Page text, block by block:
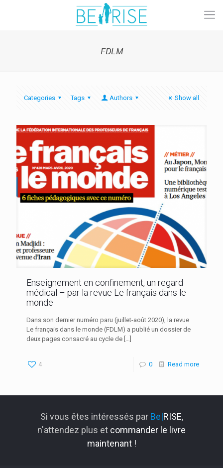
FDLM
Categories Tags Authors Show all
Enseignement en confinement, un regard
médical – par la revue Le français dans le
monde
Dans son dernier numéro paru (juillet-août 2020), la revue
Le français dans le monde (FDLM) a publié un dossier de
deux pages consacré au cycle de […]
4 0 Read more
Si vous êtes intéressés par Be|RISE,
n'attendez plus et commander le livre
maintenant !